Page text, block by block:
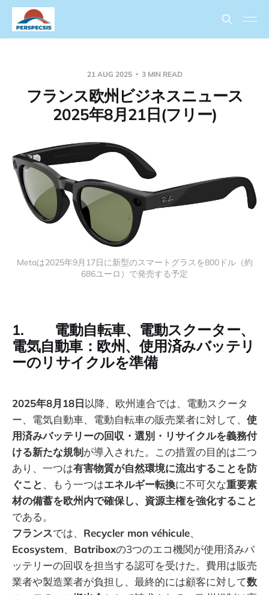
21 AUG 2025 3 MIN READ
フランス欧州ビジネスニュース
2025年8月21日(フリー)
Metaは2025年9月17日に新型のスマートグラスを800ドル（約
686ユーロ）で発売する予定
1. 電動自転車、電動スクーター、
電気自動車：欧州、使用済みバッテリ
ーのリサイクルを準備
2025年8月18日以降、欧州連合では、電動スクータ
ー、電気自動車、電動自転車の販売業者に対して、 使
用済みバッテリーの回収・選別・リサイクルを義務付
ける新たな規制 が導入された。この措置の目的は二つ
あり、一つは有害物質が自然環境に流出することを防
ぐこと 、もう一つはエネルギー転換に不可欠な重要素
材の備蓄を欧州内で確保し、資源主権を強化すること
である。
フランスでは、 Recycler mon véhicule、
Ecosystem、 Batriboxの3つのエコ機関が使用済みバ
ッテリーの回収を担当する認可を受けた。費用は販売
業者や製造業者が負担し、最終的には顧客に対して数